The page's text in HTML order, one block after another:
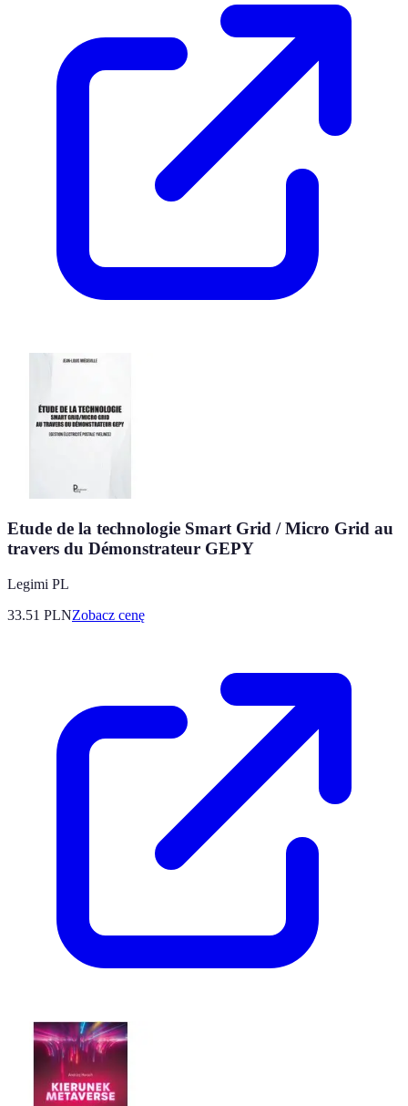
Etude de la technologie Smart Grid / Micro Grid au
travers du Démonstrateur GEPY
Legimi PL
33.51 PLNZobacz cenę